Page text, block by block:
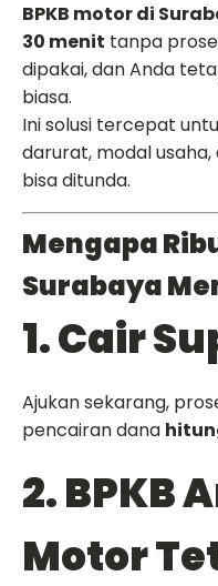
BPKB motor di
30 menit tanpa
dipakai, dan Anda
biasa.
Ini solusi tercepat
darurat, modal
bisa ditunda.
Mengapa
Surabaya
1. Cair
Ajukan sekarang,
pencairan dana
2. BPKB
Motor